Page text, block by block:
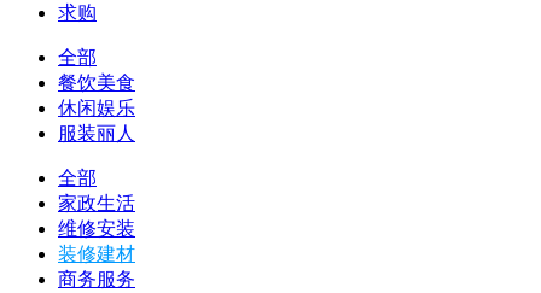
求购
全部
餐饮美食
休闲娱乐
服装丽人
全部
家政生活
维修安装
装修建材
商务服务